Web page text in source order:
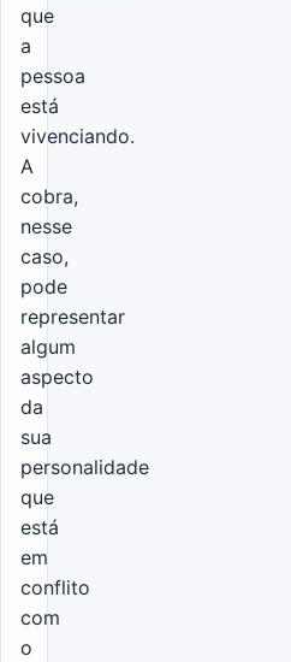
que
a
pessoa
está
vivenciando.
A
cobra,
nesse
caso,
pode
representar
algum
aspecto
da
sua
personalidade
que
está
em
conflito
com
o